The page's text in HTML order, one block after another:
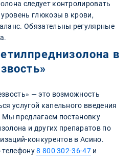
следует контролировать
глюкозы в крови,
Обязательны регулярные
в
— это возможность
услугой капельного введения
Мы предлагаем постановку
и других препаратов по
конкурентов в Асино.
телефону8 800 302-36-47 и